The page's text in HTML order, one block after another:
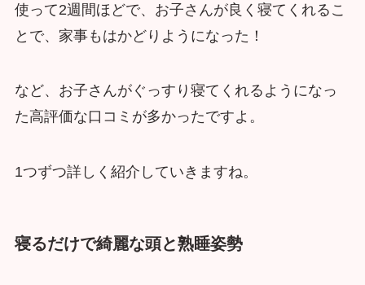
使って2週間ほどで、お子さんが良く寝てくれるこ
とで、家事もはかどりようになった！
など、お子さんがぐっすり寝てくれるようになっ
た高評価な口コミが多かったですよ。
1つずつ詳しく紹介していきますね。
寝るだけで綺麗な頭と熟睡姿勢